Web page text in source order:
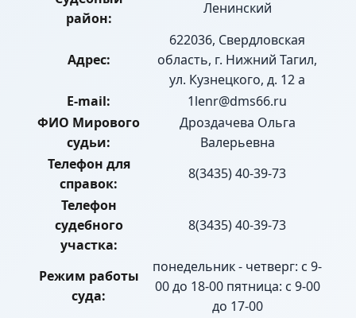
район:
Ленинский
Адрес:
622036, Свердловская
область, г. Нижний Тагил,
ул. Кузнецкого, д. 12 а
E-mail:
1lenr@dms66.ru
ФИО Мирового
судьи:
Дроздачева Ольга
Валерьевна
Телефон для
справок:
8(3435) 40-39-73
Телефон
судебного
участка:
8(3435) 40-39-73
Режим работы
суда:
понедельник - четверг: с 9-
00 до 18-00 пятница: с 9-00
до 17-00